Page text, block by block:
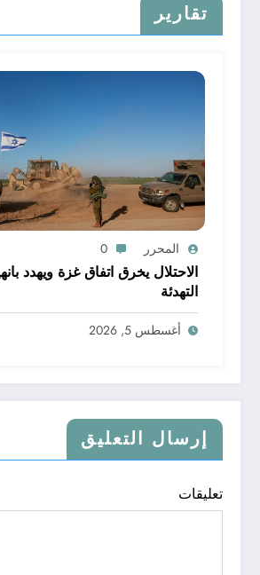
تقارير
المحرر 0
الاحتلال يخرق اتفاق غزة ويهدد
التهدئة
أغسطس 5, 2026
إرسال التعليق
تعليقات